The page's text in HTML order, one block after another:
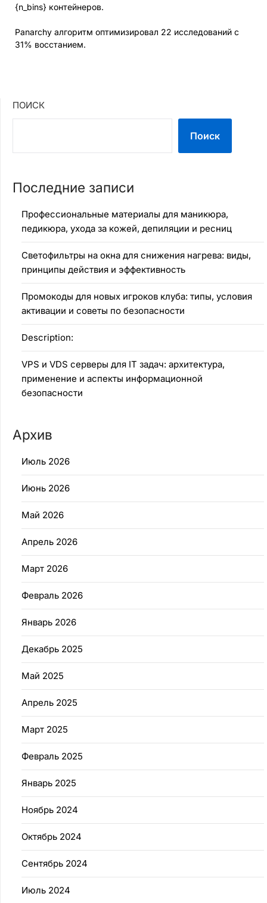
{n_bins} контейнеров.
Panarchy алгоритм оптимизировал 22 исследований с
31% восстанием.
ПОИСК
Поиск
Последние записи
Профессиональные материалы для маникюра,
педикюра, ухода за кожей, депиляции и ресниц
Светофильтры на окна для снижения нагрева: виды,
принципы действия и эффективность
Промокоды для новых игроков клуба: типы, условия
активации и советы по безопасности
Description:
VPS и VDS серверы для IT задач: архитектура,
применение и аспекты информационной
безопасности
Архив
Июль 2026
Июнь 2026
Май 2026
Апрель 2026
Март 2026
Февраль 2026
Январь 2026
Декабрь 2025
Май 2025
Апрель 2025
Март 2025
Февраль 2025
Январь 2025
Ноябрь 2024
Октябрь 2024
Сентябрь 2024
Июль 2024